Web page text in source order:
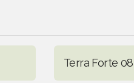
Terra Forte